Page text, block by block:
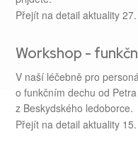
Přejít na detail aktuality
Workshop -
V naší léčebně pro
o funkčním dechu od
z Beskydského ledoborce.
Přejít na detail aktuality